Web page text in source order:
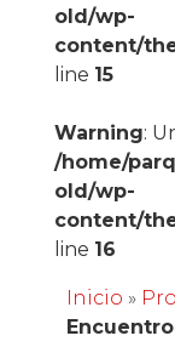
old/wp-
content/
line 15
Warning:
/home/
old/wp-
content/
line 16
Inicio »